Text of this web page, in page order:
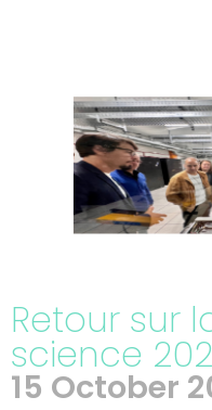
Retour sur
science
15 October